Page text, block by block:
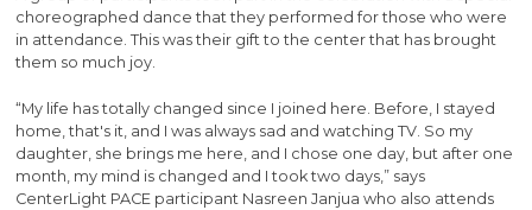
choreographed dance that they performed for those who were
in attendance. This was their gift to the center that has brought
them so much joy.
“My life has totally changed since I joined here. Before, I stayed
home, that's it, and I was always sad and watching TV. So my
daughter, she brings me here, and I chose one day, but after one
month, my mind is changed and I took two days,” says
CenterLight PACE participant Nasreen Janjua who also attends